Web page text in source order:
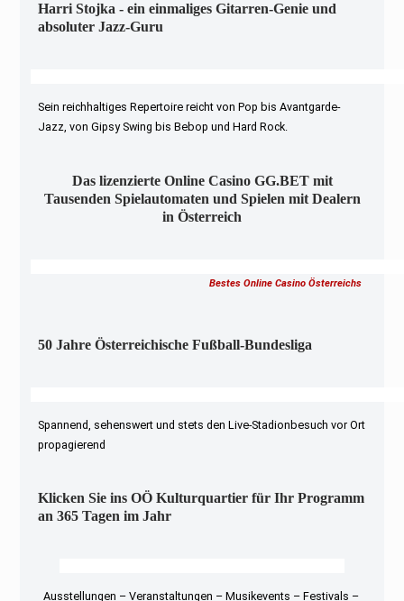
Harri Stojka - ein einmaliges Gitarren-Genie und
absoluter Jazz-Guru
Sein reichhaltiges Repertoire reicht von Pop bis Avantgarde-
Jazz, von Gipsy Swing bis Bebop und Hard Rock.
Das lizenzierte Online Casino GG.BET mit
Tausenden Spielautomaten und Spielen mit Dealern
in Österreich
Bestes Online Casino Österreichs
50 Jahre Österreichische Fußball-Bundesliga
Spannend, sehenswert und stets den Live-Stadionbesuch vor Ort
propagierend
Klicken Sie ins OÖ Kulturquartier für Ihr Programm
an 365 Tagen im Jahr
Ausstellungen – Veranstaltungen – Musikevents – Festivals –